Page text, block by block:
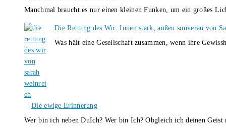
Manchmal braucht es nur einen kleinen Funken, um ein großes
Die Rettung des Wir: Innen stark, außen souverän von
Was hält eine Gesellschaft zusammen, wenn ihre
Die ewige Erinnerung
Wer bin ich neben DuIch? Wer bin Ich? Obgleich ich deinen